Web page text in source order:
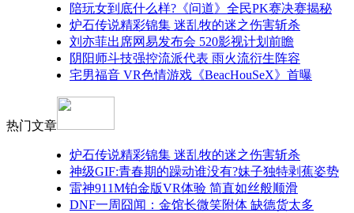
陪玩女到底什么样?《问道》全民PK赛决赛揭秘
炉石传说精彩锦集 迷乱牧的迷之伤害斩杀
刘亦菲出席网易发布会 520影视计划前瞻
阴阳师斗技强控流派代表 雨火流衍生阵容
宅男福音 VR色情游戏《BeacHouSeX》首曝
热门文章
炉石传说精彩锦集 迷乱牧的迷之伤害斩杀
神级GIF:青春期的躁动谁没有?妹子独特剥蕉姿势
雷神911M铂金版VR体验 简直如丝般顺滑
DNF一周囧闻：金馆长微笑附体 缺德货太多